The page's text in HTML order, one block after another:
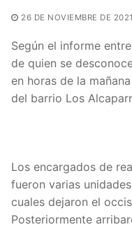
26 DE NOVIEMBRE DE 2021
Según el informe
de quien se
en horas de la
del barrio Los
Los encargados de
fueron varias
cuales dejaron el
Posteriormente